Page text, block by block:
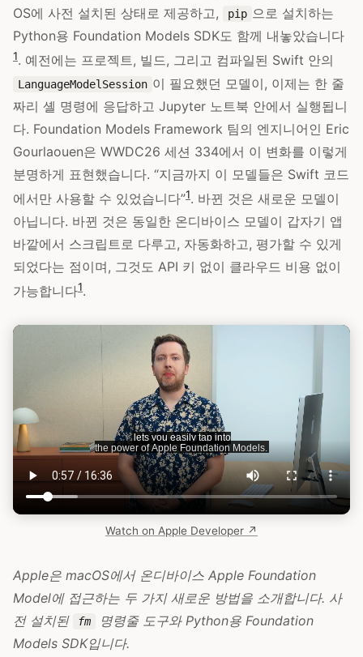
OS에 사전 설치된 상태로 제공하고,
pip 으로 설치하는
Python용 Foundation Models SDK도 함께 내놓았습니다
1. 예전에는 프로젝트, 빌드, 그리고 컴파일된 Swift 안의
LanguageModelSession 이 필요했던 모델이, 이제는 한 줄
짜리 셸 명령에 응답하고 Jupyter 노트북 안에서 실행됩니
다. Foundation Models Framework 팀의 엔지니어인 Eric
Gourlaouen은 WWDC26 세션 334에서 이 변화를 이렇게
분명하게 표현했습니다. “지금까지 이 모델들은 Swift 코드
에서만 사용할 수 있었습니다”1. 바뀐 것은 새로운 모델이
아닙니다. 바뀐 것은 동일한 온디바이스 모델이 갑자기 앱
바깥에서 스크립트로 다루고, 자동화하고, 평가할 수 있게
되었다는 점이며, 그것도 API 키 없이 클라우드 비용 없이
가능합니다1.
Watch on Apple Developer ↗
Apple은 macOS에서 온디바이스 Apple Foundation
Model에 접근하는 두 가지 새로운 방법을 소개합니다. 사
전 설치된
fm
명령줄 도구와 Python용 Foundation
Models SDK입니다.